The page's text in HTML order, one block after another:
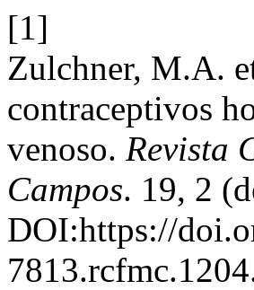
[1]
Zulchner, M.A.
contraceptivos
venoso. Revista
Campos. 19, 2
DOI:https://